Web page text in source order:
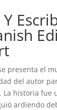
presenta el
del autor
La historia fue
ardiendo